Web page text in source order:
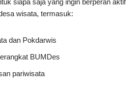
wisata, termasuk:
dan Pokdarwis
BUMDes
pariwisata